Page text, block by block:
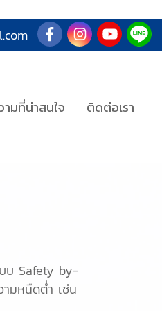
มที่น่าสนใจ ติดต่อเรา
บ Safety by-
มหนืดต่ำ เช่น